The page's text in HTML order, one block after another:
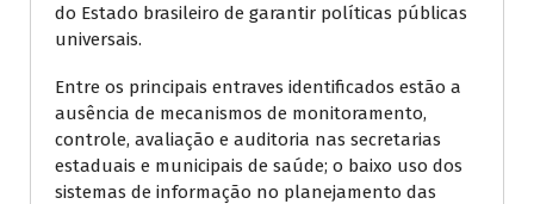
do Estado brasileiro de garantir políticas públicas
universais.
Entre os principais entraves identificados estão a
ausência de mecanismos de monitoramento,
controle, avaliação e auditoria nas secretarias
estaduais e municipais de saúde; o baixo uso dos
sistemas de informação no planejamento das